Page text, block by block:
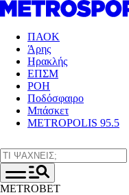
ΠΑΟΚ
Άρης
Ηρακλής
ΕΠΣΜ
ΡΟΗ
Ποδόσφαιρο
Μπάσκετ
METROPOLIS 95.5
METROBET